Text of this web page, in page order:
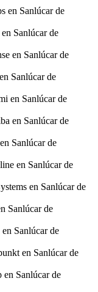
en Sanlúcar de
Sanlúcar de
en Sanlúcar de
Sanlúcar de
en Sanlúcar de
en Sanlúcar de
Sanlúcar de
en Sanlúcar de
en Sanlúcar de
Sanlúcar de
Sanlúcar de
en Sanlúcar de
en Sanlúcar de